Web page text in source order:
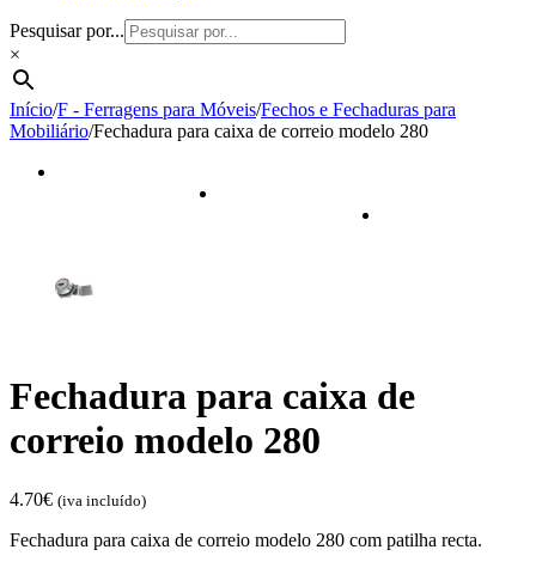
Pesquisar por...
×
Início/F - Ferragens para Móveis/Fechos e Fechaduras para
Mobiliário/Fechadura para caixa de correio modelo 280
Fechadura para caixa de
correio modelo 280
4.70€ (iva incluído)
Fechadura para caixa de correio modelo 280 com patilha recta.